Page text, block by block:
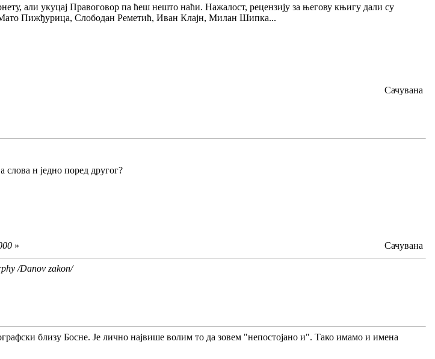
али укуцај Правоговор па ћеш нешто наћи. Нажалост, рецензију за његову књигу дали су
Пижђурица, Слободан Реметић, Иван Клајн, Милан Шипка...
Сачувана
слова н једно поред другог?
» Сачувана
/Danov zakon/
близу Босне. Је лично највише волим то да зовем "непостојано и". Тако имамо и имена